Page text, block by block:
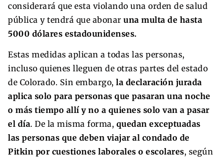
considerará que esta violando una orden de salud
pública y tendrá que abonar una multa de hasta
5000 dólares estadounidenses.
Estas medidas aplican a todas las personas,
incluso quienes lleguen de otras partes del estado
de Colorado. Sin embargo, la declaración jurada
aplica solo para personas que pasaran una noche
o más tiempo allí y no a quienes solo van a pasar
el día. De la misma forma, quedan exceptuadas
las personas que deben viajar al condado de
Pitkin por cuestiones laborales o escolares, según